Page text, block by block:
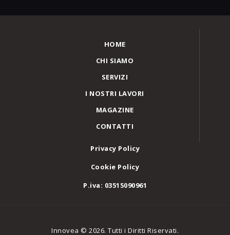
HOME
CHI SIAMO
SERVIZI
I NOSTRI LAVORI
MAGAZINE
CONTATTI
Privacy Policy
Cookie Policy
P.iva: 03515090961
Innovea © 2026. Tutti i Diritti Riservati.